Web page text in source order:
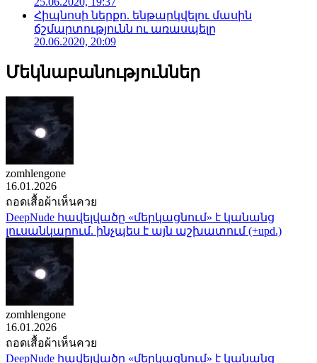
Հիպնոսի ներքո. ենթարկվելու մասին
ճշմարտությունն ու առասպելը
20.06.2020, 20:09
Մեկնաբանություններ
zomhlengone
16.01.2026
ถอดเสื้อผ้าเห็นควย
DeepNude հավելվածը «մերկացնում» է կանանց
լուսանկարում. ինչպես է այն աշխատում (+upd.)
zomhlengone
16.01.2026
ถอดเสื้อผ้าเห็นควย
DeepNude հավելվածը «մերկացնում» է կանանց